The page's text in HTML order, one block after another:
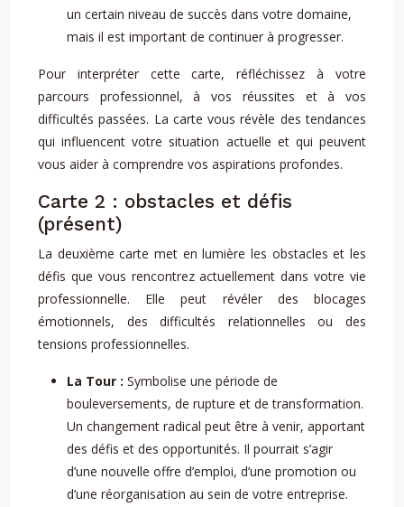
un certain niveau de succès dans votre domaine,
mais il est important de continuer à progresser.
Pour interpréter cette carte, réfléchissez à votre
parcours professionnel, à vos réussites et à vos
difficultés passées. La carte vous révèle des tendances
qui influencent votre situation actuelle et qui peuvent
vous aider à comprendre vos aspirations profondes.
Carte 2 : obstacles et défis
(présent)
La deuxième carte met en lumière les obstacles et les
défis que vous rencontrez actuellement dans votre vie
professionnelle. Elle peut révéler des blocages
émotionnels, des difficultés relationnelles ou des
tensions professionnelles.
La Tour : Symbolise une période de
bouleversements, de rupture et de transformation.
Un changement radical peut être à venir, apportant
des défis et des opportunités. Il pourrait s’agir
d’une nouvelle offre d’emploi, d’une promotion ou
d’une réorganisation au sein de votre entreprise.